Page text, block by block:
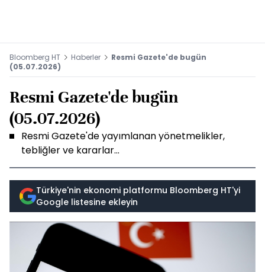
Bloomberg HT Haberler
Resmi Gazete'de bugün
(05.07.2026)
Resmi Gazete'de bugün
(05.07.2026)
Resmi Gazete'de yayımlanan yönetmelikler,
tebliğler ve kararlar...
Türkiye'nin ekonomi platformu Bloomberg HT'yi
Google listesine ekleyin